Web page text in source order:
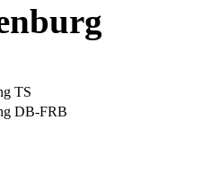
TS
DB-FRB